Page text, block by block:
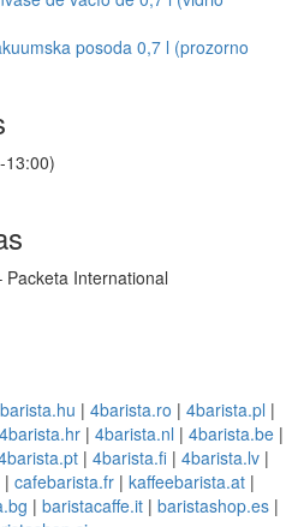
13:00)
International
| 4barista.ro | 4barista.pl |
4barista.hr | 4barista.nl | 4barista.be |
| 4barista.fi | 4barista.lv |
| cafebarista.fr| kaffeebarista.at|
| baristacaffe.it| baristashop.es|